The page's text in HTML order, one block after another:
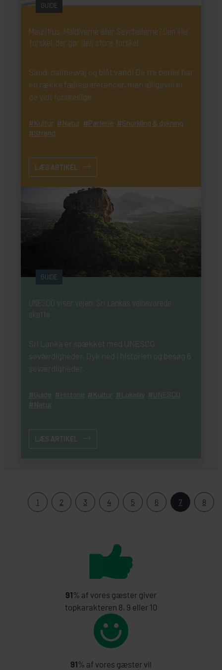
GUIDE
Mauritius, Maldiverne eller Seychellerne? Den lille
forskel, der gør den store forskel
Sand, palmesvaj og blåt vand! De tre perler har
en række fællesreferencer, men alligevel er
de vidt forskellige.
Kultur Natur Parferie
Snorkling & dykning
Strand
LÆS ARTIKEL
GUIDE
UNESCO viser vejen: Sri Lankas velbevarede
skatte
Sri Lanka er spækket med UNESCO
seværdigheder. Dyk ned i historien og besøg 6
seværdigheder.
Guide Historie Kultur Lokalliv
UNESCO
Natur
LÆS ARTIKEL
1 2 3 4 5 6 7 8
91% af vores gæster giver
topkarakteren 8, 9 eller 10
91% af vores gæster vil